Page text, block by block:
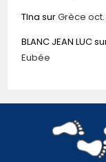
TIna surGrèce oct.
BLANC JEAN LUC
Eubée